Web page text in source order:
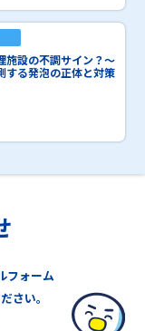
施設の不調サイン？～
する発泡の正体と対策
フォーム
さい。